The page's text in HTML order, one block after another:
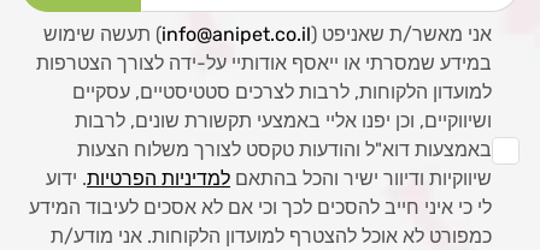
אני מאשר/ת שאניפט (info@anipet.co.il) תעשה שימוש
במידע שמסרתי או ייאסף אודותיי על-ידה לצורך הצטרפות
למועדון הלקוחות, לרבות לצרכים סטטיסטיים, עסקיים
ושיווקיים, וכן יפנו אליי באמצעי תקשורת שונים, לרבות
באמצעות דוא"ל והודעות טקסט לצורך משלוח הצעות
שיווקיות ודיוור ישיר והכל בהתאם למדיניות הפרטיות. ידוע
לי כי איני חייב להסכים לכך וכי אם לא אסכים לעיבוד המידע
כמפורט לא אוכל להצטרף למועדון הלקוחות. אני מודע/ת